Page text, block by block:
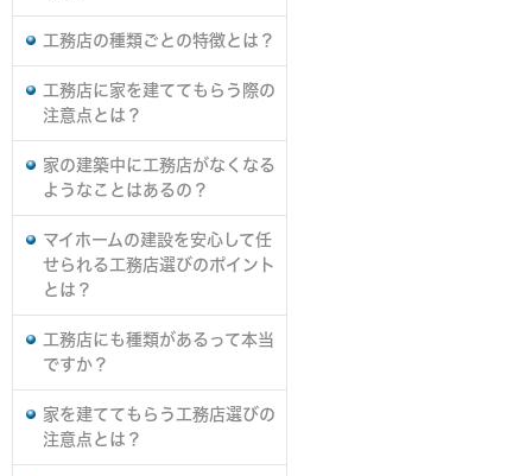
工務店の種類ごとの特徴とは？
工務店に家を建ててもらう際の
注意点とは？
家の建築中に工務店がなくなる
ようなことはあるの？
マイホームの建設を安心して任
せられる工務店選びのポイント
とは？
工務店にも種類があるって本当
ですか？
家を建ててもらう工務店選びの
注意点とは？